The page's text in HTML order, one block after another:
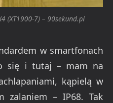
(XT1900-7) – 90sekund.pl
w smartfonach
się i tutaj – mam na
kąpielą w
zalaniem – IP68. Tak